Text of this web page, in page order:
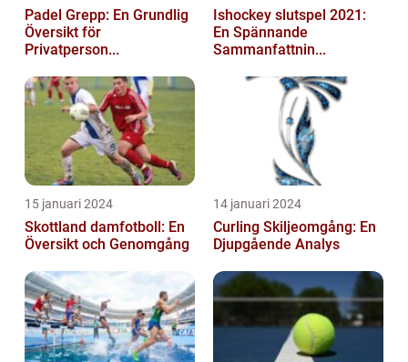
Padel Grepp: En Grundlig
Översikt för
Privatperson...
Ishockey slutspel 2021:
En Spännande
Sammanfattnin...
15 januari 2024
Skottland damfotboll: En
Översikt och Genomgång
14 januari 2024
Curling Skiljeomgång: En
Djupgående Analys